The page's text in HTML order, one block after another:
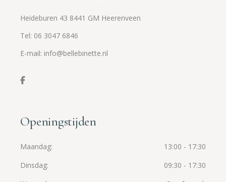
Heideburen 43 8441 GM Heerenveen
Tel: 06 3047 6846
E-mail: info@bellebinette.nl
Openingstijden
Maandag
13:00 - 17:30
Dinsdag
09:30 - 17:30